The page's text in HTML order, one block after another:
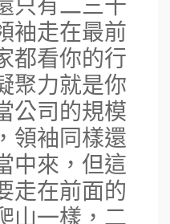
袖走在最前
都看你的行
聚力就是你
公司的規模
領袖同樣還
中來，但這
走在前面的
山一樣，二